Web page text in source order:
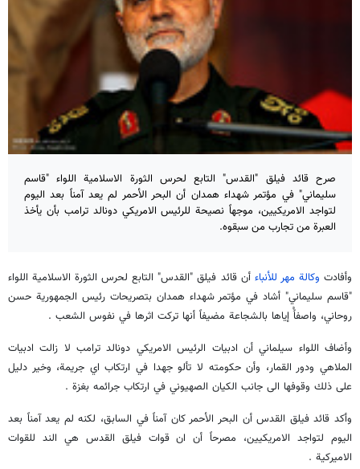
صرح قائد فيلق "القدس" التابع لحرس الثورة الاسلامية اللواء "قاسم
سليماني" في مؤتمر شهداء همدان أن البحر الأحمر لم يعد آمناً بعد اليوم
لتواجد الامريكيين، موجهاً نصيحة للرئيس الامريكي دونالد ترامب بأن يأخذ
العبرة من تجارب من سبقوه.
وأفادت وكالة مهر للأنباء أن قائد فيلق "القدس" التابع لحرس الثورة الاسلامية اللواء
"قاسم سليماني" أشاد في مؤتمر شهداء همدان بتصريحات رئيس الجمهورية حسن
روحاني، واصفاُُ إياها بالشجاعة مضيفاً أنها تركت اثرها في نفوس الشعب .
وأضاف اللواء سيلماني أن ادبيات الرئيس الامريكي دونالد ترامب لا زالت ادبيات
الملاهي ودور القمار، وأن حكومته لا تألو جهدا في ارتكاب اي جريمة، وخير دليل
على ذلك وقوفها الى جانب الكيان الصهيوني في ارتكاب جرائمه بغزة .
وأكد قائد فيلق القدس أن البحر الأحمر كان آمناً في السابق، لكنه لم يعد آمناً بعد
اليوم لتواجد الامريكيين، مصرحاً أن ان قوات فيلق القدس هي الند للقوات
الاميركية .